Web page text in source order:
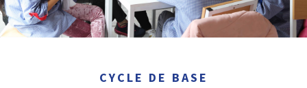
CYCLE DE BASE